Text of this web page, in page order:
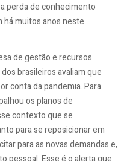
perda de conhecimento
há muitos anos neste
de gestão e recursos
brasileiros avaliam que
conta da pandemia. Para
os planos de
contexto que se
para se reposicionar em
para as novas demandas e,